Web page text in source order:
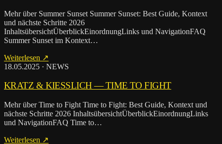
Mehr über Summer Sunset Summer Sunset: Best Guide, Kontext
und nächste Schritte 2026
InhaltsübersichtÜberblickEinordnungLinks und NavigationFAQ
Summer Sunset im Kontext…
Weiterlesen ↗
18.05.2025 · NEWS
KRATZ & KIESSLICH — TIME TO FIGHT
Mehr über Time to Fight Time to Fight: Best Guide, Kontext und
nächste Schritte 2026 InhaltsübersichtÜberblickEinordnungLinks
und NavigationFAQ Time to…
Weiterlesen ↗